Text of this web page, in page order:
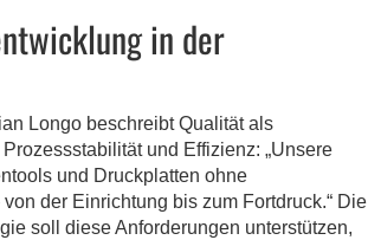
in der
Longo beschreibt Qualität als
und Effizienz: „Unsere
und Druckplatten ohne
der Einrichtung bis zum Fortdruck.“ Die
soll diese Anforderungen unterstützen,